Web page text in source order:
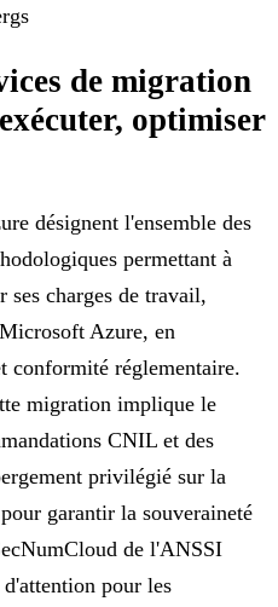
de migration
optimiser
désignent l'ensemble des
permettant à
ses charges de travail,
Azure, en
conformité réglementaire.
migration implique le
CNIL et des
privilégié sur la
garantir la souveraineté
de l'ANSSI
pour les